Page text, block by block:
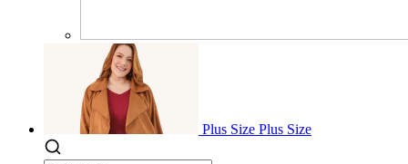
Plus Size Plus Size